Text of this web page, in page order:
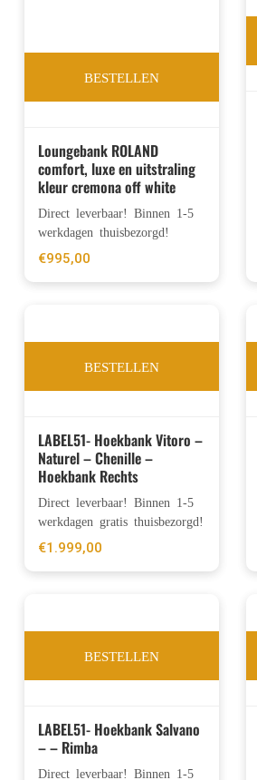
BESTELLEN
Loungebank ROLAND
comfort, luxe en uitstraling
kleur cremona off white
Direct leverbaar! Binnen 1-5
werkdagen thuisbezorgd!
€995,00
BESTELLEN
LABEL51- Hoekbank Vitoro –
Naturel – Chenille –
Hoekbank Rechts
Direct leverbaar! Binnen 1-5
werkdagen gratis thuisbezorgd!
€1.999,00
BESTELLEN
LABEL51- Hoekbank Salvano
– – Rimba
Direct leverbaar! Binnen 1-5